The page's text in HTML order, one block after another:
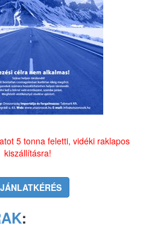
5 tonna feletti, vidéki raklapos
kiszállításra!
: